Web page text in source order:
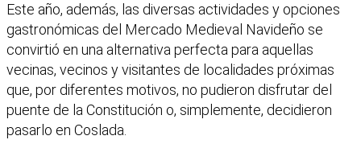
Este año, además, las diversas actividades y opciones
gastronómicas del Mercado Medieval Navideño se
convirtió en una alternativa perfecta para aquellas
vecinas, vecinos y visitantes de localidades próximas
que, por diferentes motivos, no pudieron disfrutar del
puente de la Constitución o, simplemente, decidieron
pasarlo en Coslada.